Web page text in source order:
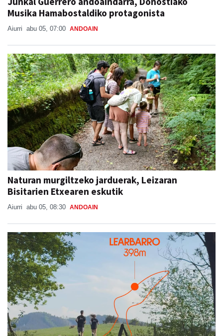
Musika Hamabostaldiko protagonista
Aiurri abu 05, 07:00 ANDOAIN
Naturan murgiltzeko jarduerak, Leizaran
Bisitarien Etxearen eskutik
Aiurri abu 05, 08:30 ANDOAIN